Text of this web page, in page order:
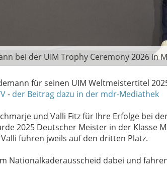
bei der UIM Trophy Ceremony 2026 in
für seinen UIM Weltmeistertitel
- der Beitrag dazu in der mdr-Mediathek
und Valli Fitz für Ihre Erfolge bei
2025 Deutscher Meister in der Klasse
fuhren jweils auf den dritten Platz.
Nationalkaderausscheid dabei und